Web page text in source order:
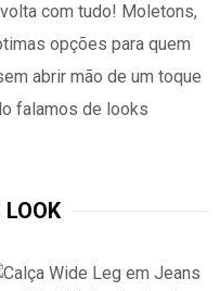
com tudo! Moletons,
opções para quem
abrir mão de um toque
falamos de looks
LOOK